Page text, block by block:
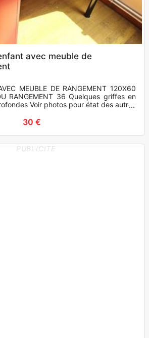
avec meuble de
MEUBLE DE RANGEMENT 120X60
RANGEMENT 36 Quelques griffes en
Voir photos pour état des autres
30 €
PUBLICITE